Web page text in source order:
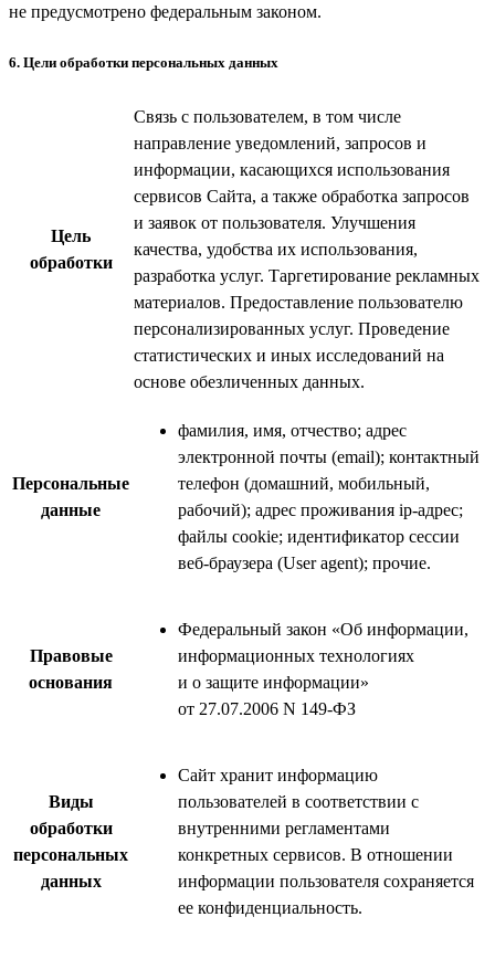
не предусмотрено федеральным законом.
6. Цели обработки персональных данных
Цель
обработки
Связь с пользователем, в том числе
направление уведомлений, запросов и
информации, касающихся использования
сервисов Сайта, а также обработка запросов
и заявок от пользователя. Улучшения
качества, удобства их использования,
разработка услуг. Таргетирование рекламных
материалов. Предоставление пользователю
персонализированных услуг. Проведение
статистических и иных исследований на
основе обезличенных данных.
Персональные
данные
фамилия, имя, отчество; адрес
электронной почты (email); контактный
телефон (домашний, мобильный,
рабочий); адрес проживания ip-адрес;
файлы cookie; идентификатор сессии
веб-браузера (User agent); прочие.
Правовые
основания
Федеральный закон «Об информации,
информационных технологиях
и о защите информации»
от 27.07.2006 N 149-ФЗ
Виды
обработки
персональных
данных
Сайт хранит информацию
пользователей в соответствии с
внутренними регламентами
конкретных сервисов. В отношении
информации пользователя сохраняется
ее конфиденциальность.